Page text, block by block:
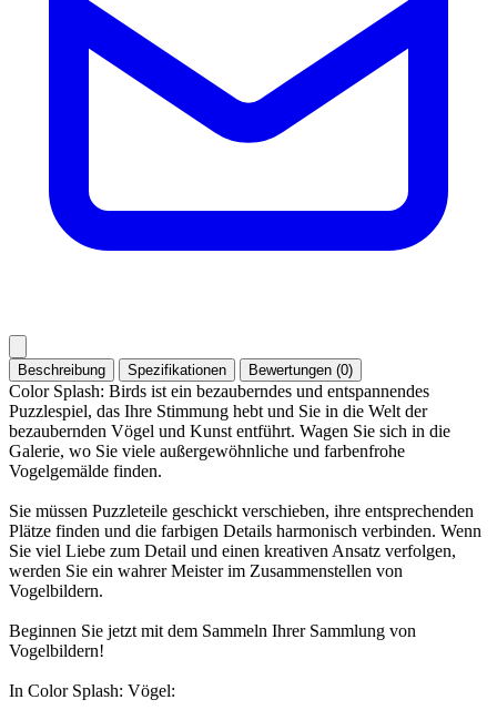
Beschreibung Spezifikationen Bewertungen (0)
Color Splash: Birds ist ein bezauberndes und entspannendes
Puzzlespiel, das Ihre Stimmung hebt und Sie in die Welt der
bezaubernden Vögel und Kunst entführt. Wagen Sie sich in die
Galerie, wo Sie viele außergewöhnliche und farbenfrohe
Vogelgemälde finden.
Sie müssen Puzzleteile geschickt verschieben, ihre entsprechenden
Plätze finden und die farbigen Details harmonisch verbinden. Wenn
Sie viel Liebe zum Detail und einen kreativen Ansatz verfolgen,
werden Sie ein wahrer Meister im Zusammenstellen von
Vogelbildern.
Beginnen Sie jetzt mit dem Sammeln Ihrer Sammlung von
Vogelbildern!
In Color Splash: Vögel: